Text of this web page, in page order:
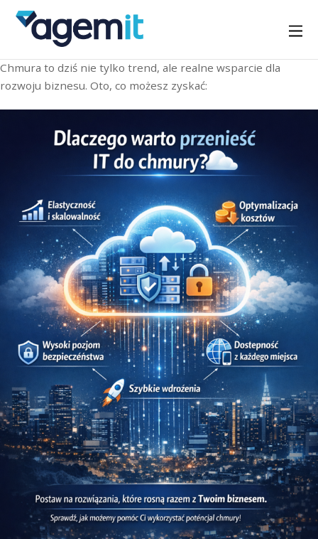
Chmura to dziś nie tylko trend, ale realne wsparcie dla
rozwoju biznesu. Oto, co możesz zyskać: